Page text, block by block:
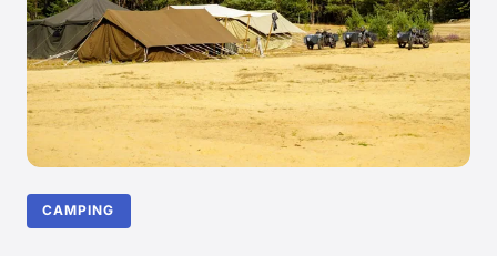
CAMPING